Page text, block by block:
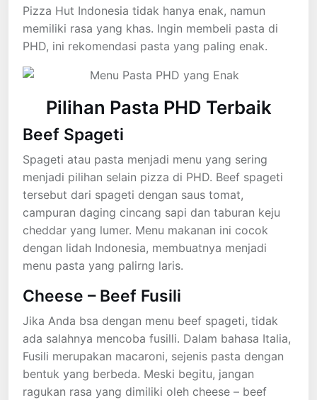
Pizza Hut Indonesia tidak hanya enak, namun
memiliki rasa yang khas. Ingin membeli pasta di
PHD, ini rekomendasi pasta yang paling enak.
Pilihan Pasta PHD Terbaik
Beef Spageti
Spageti atau pasta menjadi menu yang sering
menjadi pilihan selain pizza di PHD. Beef spageti
tersebut dari spageti dengan saus tomat,
campuran daging cincang sapi dan taburan keju
cheddar yang lumer. Menu makanan ini cocok
dengan lidah Indonesia, membuatnya menjadi
menu pasta yang palirng laris.
Cheese – Beef Fusili
Jika Anda bsa dengan menu beef spageti, tidak
ada salahnya mencoba fusilli. Dalam bahasa Italia,
Fusili merupakan macaroni, sejenis pasta dengan
bentuk yang berbeda. Meski begitu, jangan
ragukan rasa yang dimiliki oleh cheese – beef